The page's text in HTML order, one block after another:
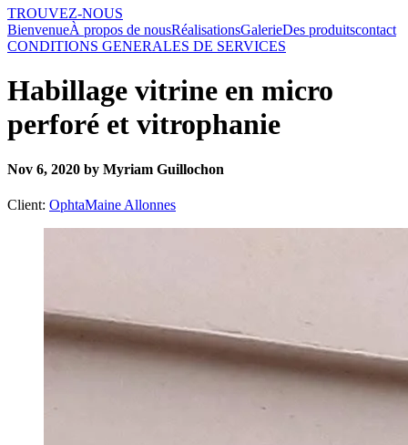
TROUVEZ-NOUS
BienvenueÀ propos de nousRéalisationsGalerieDes produitscontact
CONDITIONS GENERALES DE SERVICES
Habillage vitrine en micro
perforé et vitrophanie
Nov 6, 2020 by Myriam Guillochon
Client: OphtaMaine Allonnes